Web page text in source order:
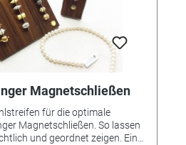
Magnetschließen
für die optimale
Magnetschließen. So lassen
und geordnet zeigen. Eine